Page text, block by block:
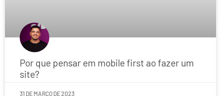
Por que pensar em mobile first ao fazer um
site?
31 DE MARÇO DE 2023